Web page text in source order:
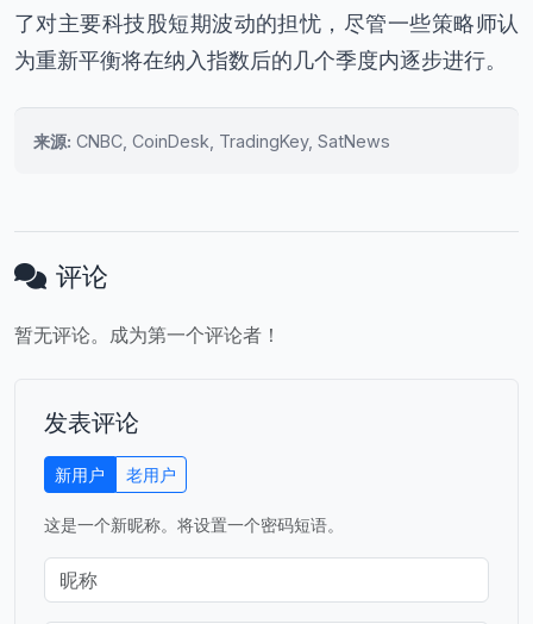
了对主要科技股短期波动的担忧，尽管一些策略师认
为重新平衡将在纳入指数后的几个季度内逐步进行。
来源: CNBC, CoinDesk, TradingKey, SatNews
评论
暂无评论。成为第一个评论者！
发表评论
新用户 老用户
这是一个新昵称。将设置一个密码短语。